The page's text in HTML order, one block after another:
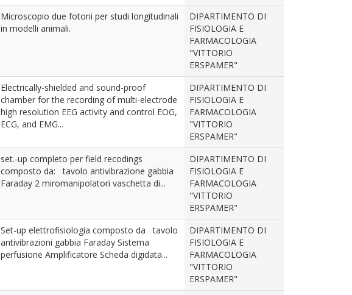
Microscopio due fotoni per studi longitudinali
in modelli animali.
DIPARTIMENTO DI
FISIOLOGIA E
FARMACOLOGIA
"VITTORIO
ERSPAMER"
Electrically-shielded and sound-proof
chamber for the recording of multi-electrode
high resolution EEG activity and control EOG,
ECG, and EMG...
DIPARTIMENTO DI
FISIOLOGIA E
FARMACOLOGIA
"VITTORIO
ERSPAMER"
set.-up completo per field recodings
composto da: tavolo antivibrazione gabbia
Faraday 2 miromanipolatori vaschetta di...
DIPARTIMENTO DI
FISIOLOGIA E
FARMACOLOGIA
"VITTORIO
ERSPAMER"
Set-up elettrofisiologia composto da tavolo
antivibrazioni gabbia Faraday Sistema
perfusione Amplificatore Scheda digidata...
DIPARTIMENTO DI
FISIOLOGIA E
FARMACOLOGIA
"VITTORIO
ERSPAMER"